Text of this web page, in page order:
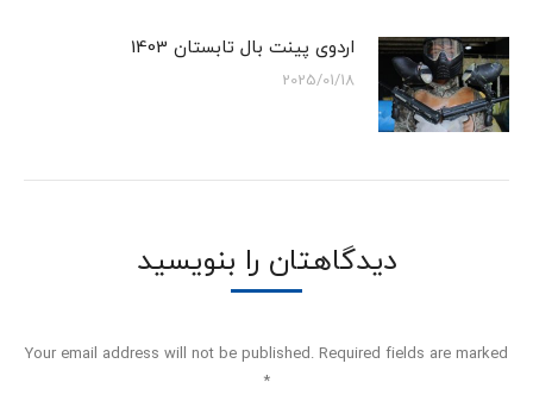
اردوی پینت بال تابستان 1403
2025/01/18
دیدگاهتان را بنویسید
Your email address will not be published. Required fields are marked
*